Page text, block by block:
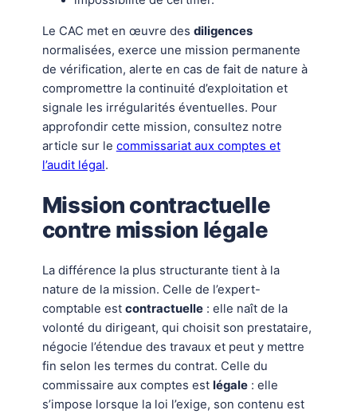
Le CAC met en œuvre des diligences
normalisées, exerce une mission permanente
de vérification, alerte en cas de fait de nature à
compromettre la continuité d’exploitation et
signale les irrégularités éventuelles. Pour
approfondir cette mission, consultez notre
article sur le commissariat aux comptes et
l’audit légal.
Mission contractuelle
contre mission légale
La différence la plus structurante tient à la
nature de la mission. Celle de l’expert-
comptable est contractuelle: elle naît de la
volonté du dirigeant, qui choisit son prestataire,
négocie l’étendue des travaux et peut y mettre
fin selon les termes du contrat. Celle du
commissaire aux comptes est légale: elle
s’impose lorsque la loi l’exige, son contenu est